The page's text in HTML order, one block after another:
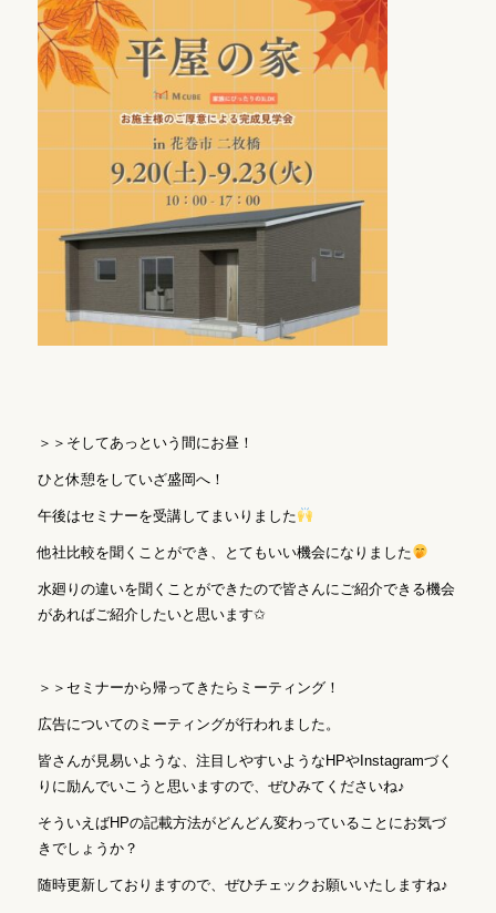
＞＞そしてあっという間にお昼！
ひと休憩をしていざ盛岡へ！
午後はセミナーを受講してまいりました
他社比較を聞くことができ、とてもいい機会になりました
水廻りの違いを聞くことができたので皆さんにご紹介できる機会
があればご紹介したいと思います✩
＞＞セミナーから帰ってきたらミーティング！
広告についてのミーティングが行われました。
皆さんが見易いような、注目しやすいようなHPやInstagramづく
りに励んでいこうと思いますので、ぜひみてくださいね♪
そういえばHPの記載方法がどんどん変わっていることにお気づ
きでしょうか？
随時更新しておりますので、ぜひチェックお願いいたしますね♪